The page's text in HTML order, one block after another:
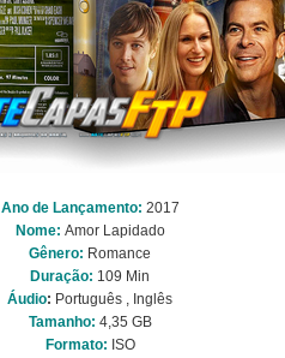
Ano de Lançamento: 2017
Nome: Amor Lapidado
Gênero: Romance
Duração: 109 Min
Áudio: Português , Inglês
Tamanho: 4,35 GB
Formato: ISO